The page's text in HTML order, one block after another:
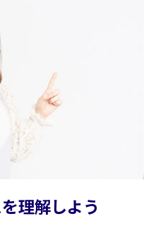
べる方法
格に与える影響
する方法
評価の専門店
めのコツ
城県での銀貨保管のコ
る
る方法
理解しよう